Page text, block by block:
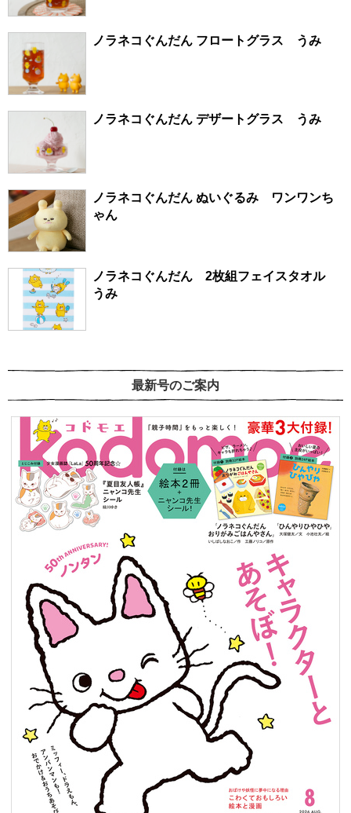
ノラネコぐんだん フロートグラス うみ
ノラネコぐんだん デザートグラス うみ
ノラネコぐんだん ぬいぐるみ ワンワンち
ゃん
ノラネコぐんだん 2枚組フェイスタオル
うみ
最新号のご案内